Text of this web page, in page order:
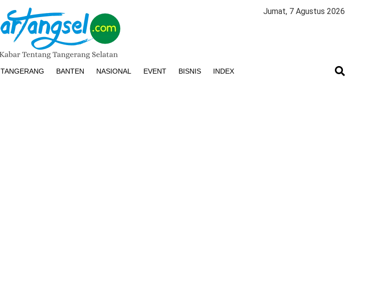
Jumat, 7 Agustus 2026
TANGERANG BANTEN NASIONAL EVENT BISNIS INDEX